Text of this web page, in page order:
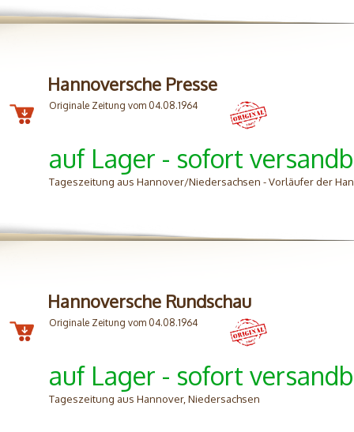
Hannoversche Presse
Originale Zeitung vom 04.08.1964
auf Lager - sofort
Tageszeitung aus Hannover/Niedersachsen - Vorläufer der
Hannoversche Rundschau
Originale Zeitung vom 04.08.1964
auf Lager - sofort
Tageszeitung aus Hannover, Niedersachsen